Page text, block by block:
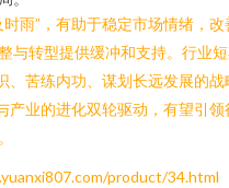
雨”，有助于稳定市场情绪，改
与转型提供缓冲和支持。行业
、苦练内功、谋划长远发展的战
产业的进化双轮驱动，有望引领
product/34.html